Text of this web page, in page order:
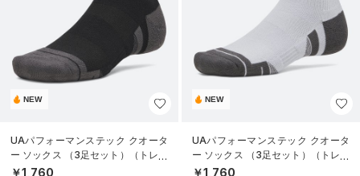
NEW
UAパフォーマンステック クオータ
ー ソックス （3足セット）（トレー
ニング/UNISEX）
￥1,760
NEW
UAパフォーマンステック クオータ
ー ソックス （3足セット）（トレー
ニング/UNISEX）
￥1,760